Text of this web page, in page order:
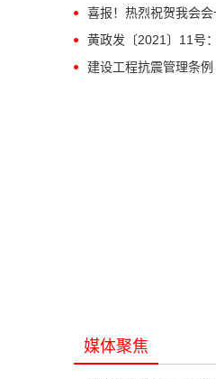
喜报！热烈祝贺我会会
黄政发〔2021〕11号
建设工程抗震管理条例
媒体聚焦